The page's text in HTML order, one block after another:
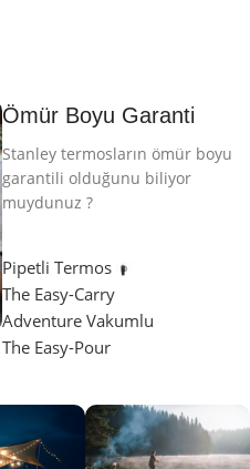
Ömür Boyu Garanti
Stanley termosların ömür boyu
garantili olduğunu biliyor
muydunuz ?
Pipetli Termos
The Easy-Carry
Adventure Vakumlu
The Easy-Pour